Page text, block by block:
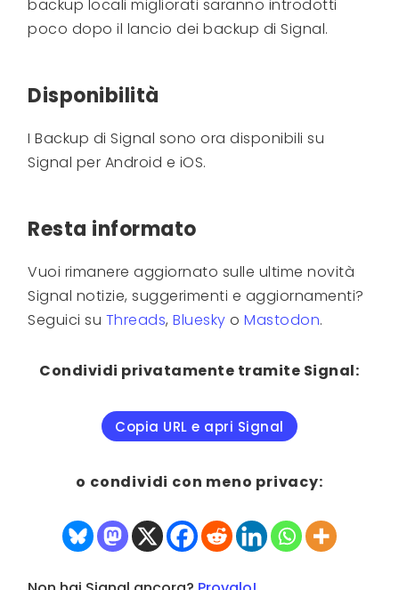
backup locali migliorati saranno introdotti
poco dopo il lancio dei backup di Signal.
Disponibilità
I Backup di Signal sono ora disponibili su
Signal per Android e iOS.
Resta informato
Vuoi rimanere aggiornato sulle ultime novità
Signal notizie, suggerimenti e aggiornamenti?
Seguici su Threads,Bluesky oMastodon.
Condividi privatamente tramite Signal:
Copia URL e apri Signal
o condividi con meno privacy: